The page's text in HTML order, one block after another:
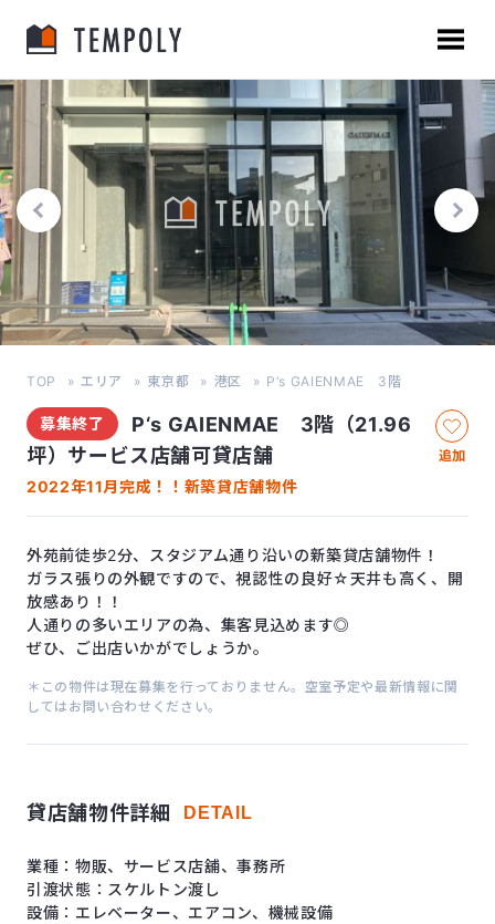
TOP エリア 東京都 港区 P‘s GAIENMAE 3階
募集終了
P‘s GAIENMAE 3階（21.96
坪）サービス店舗可貸店舗
2022年11月完成！！新築貸店舗物件
追加
外苑前徒歩2分、スタジアム通り沿いの新築貸店舗物件！
ガラス張りの外観ですので、視認性の良好☆天井も高く、開
放感あり！！
人通りの多いエリアの為、集客見込めます◎
ぜひ、ご出店いかがでしょうか。
＊この物件は現在募集を行っておりません。空室予定や最新情報に関
してはお問い合わせください。
貸店舗物件詳細 DETAIL
業種：物販、サービス店舖、事務所
引渡状態：スケルトン渡し
設備：エレベーター、エアコン、機械設備